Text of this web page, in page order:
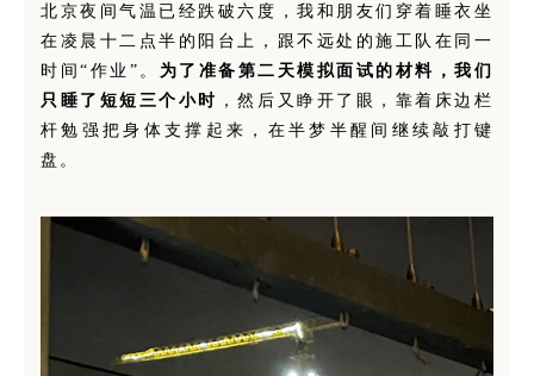
北京夜间气温已经跌破六度，我和朋友们穿着睡衣坐
在凌晨十二点半的阳台上，跟不远处的施工队在同一
时间“作业”。 为了准备第二天模拟面试的材料，我们
只睡了短短三个小时 ，然后又睁开了眼，靠着床边栏
杆勉强把身体支撑起来，在半梦半醒间继续敲打键
盘。